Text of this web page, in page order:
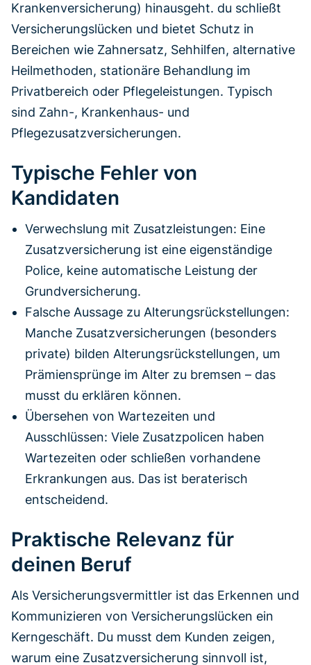
Krankenversicherung) hinausgeht. du schließt
Versicherungslücken und bietet Schutz in
Bereichen wie Zahnersatz, Sehhilfen, alternative
Heilmethoden, stationäre Behandlung im
Privatbereich oder Pflegeleistungen. Typisch
sind Zahn-, Krankenhaus- und
Pflegezusatzversicherungen.
Typische Fehler von
Kandidaten
Verwechslung mit Zusatzleistungen: Eine
Zusatzversicherung ist eine eigenständige
Police, keine automatische Leistung der
Grundversicherung.
Falsche Aussage zu Alterungsrückstellungen:
Manche Zusatzversicherungen (besonders
private) bilden Alterungsrückstellungen, um
Prämiensprünge im Alter zu bremsen – das
musst du erklären können.
Übersehen von Wartezeiten und
Ausschlüssen: Viele Zusatzpolicen haben
Wartezeiten oder schließen vorhandene
Erkrankungen aus. Das ist beraterisch
entscheidend.
Praktische Relevanz für
deinen Beruf
Als Versicherungsvermittler ist das Erkennen und
Kommunizieren von Versicherungslücken ein
Kerngeschäft. Du musst dem Kunden zeigen,
warum eine Zusatzversicherung sinnvoll ist,